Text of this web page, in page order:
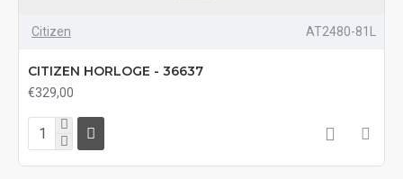
Citizen AT2480-81L
CITIZEN HORLOGE - 36637
€329,00